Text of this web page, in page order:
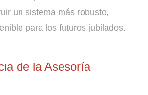
un sistema más robusto,
para los futuros jubilados.
de la Asesoría